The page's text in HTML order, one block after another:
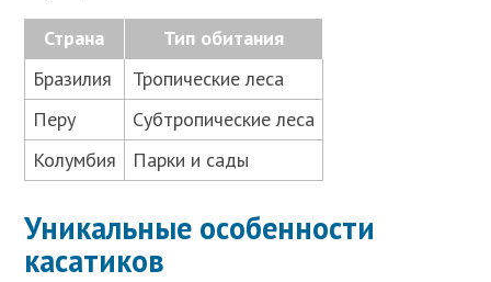
Страна
Тип обитания
Бразилия
Тропические леса
Перу
Субтропические леса
Колумбия
Парки и сады
Уникальные особенности
касатиков